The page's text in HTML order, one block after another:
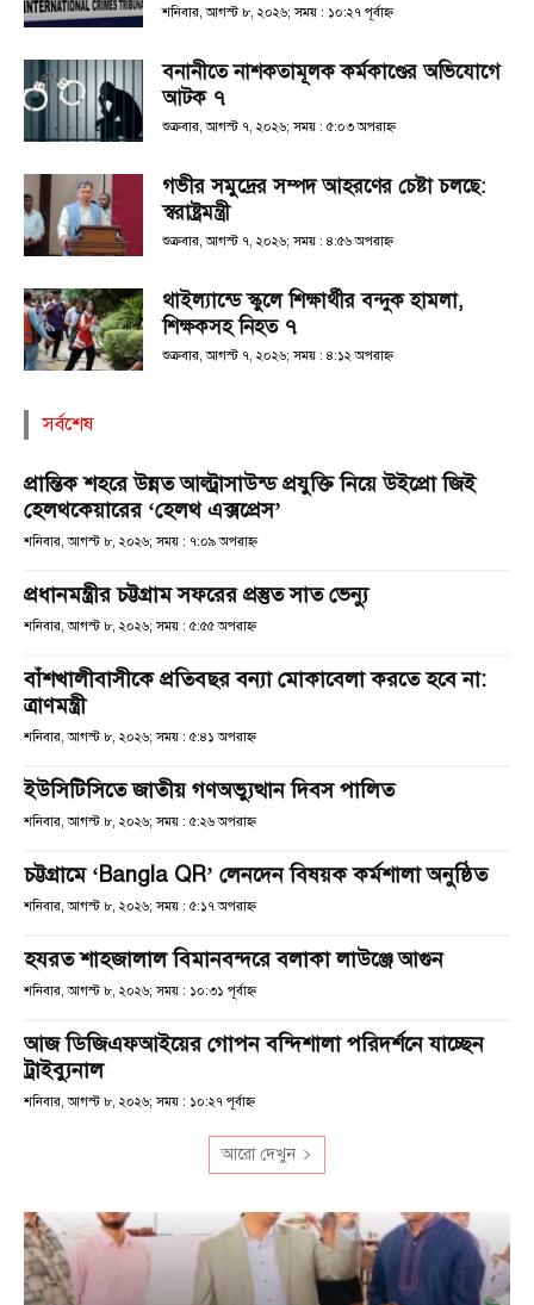
শনিবার, আগস্ট ৮, ২০২৬; সময় : ১০:২৭ পূর্বাহ্ণ
বনানীতে নাশকতামূলক কর্মকাণ্ডের অভিযোগে
আটক ৭
শুক্রবার, আগস্ট ৭, ২০২৬; সময় : ৫:০৩ অপরাহ্ণ
গভীর সমুদ্রের সম্পদ আহরণের চেষ্টা চলছে:
স্বরাষ্ট্রমন্ত্রী
শুক্রবার, আগস্ট ৭, ২০২৬; সময় : ৪:৫৬ অপরাহ্ণ
থাইল্যান্ডে স্কুলে শিক্ষার্থীর বন্দুক হামলা,
শিক্ষকসহ নিহত ৭
শুক্রবার, আগস্ট ৭, ২০২৬; সময় : ৪:১২ অপরাহ্ণ
সর্বশেষ
প্রান্তিক শহরে উন্নত আল্ট্রাসাউন্ড প্রযুক্তি নিয়ে উইপ্রো জিই
হেলথকেয়ারের ‘হেলথ এক্সপ্রেস’
শনিবার, আগস্ট ৮, ২০২৬; সময় : ৭:০৯ অপরাহ্ণ
প্রধানমন্ত্রীর চট্টগ্রাম সফরের প্রস্তুত সাত ভেন্যু
শনিবার, আগস্ট ৮, ২০২৬; সময় : ৫:৫৫ অপরাহ্ণ
বাঁশখালীবাসীকে প্রতিবছর বন্যা মোকাবেলা করতে হবে না:
ত্রাণমন্ত্রী
শনিবার, আগস্ট ৮, ২০২৬; সময় : ৫:৪১ অপরাহ্ণ
ইউসিটিসিতে জাতীয় গণঅভ্যুত্থান দিবস পালিত
শনিবার, আগস্ট ৮, ২০২৬; সময় : ৫:২৬ অপরাহ্ণ
চট্টগ্রামে ‘Bangla QR’ লেনদেন বিষয়ক কর্মশালা অনুষ্ঠিত
শনিবার, আগস্ট ৮, ২০২৬; সময় : ৫:১৭ অপরাহ্ণ
হযরত শাহজালাল বিমানবন্দরে বলাকা লাউঞ্জে আগুন
শনিবার, আগস্ট ৮, ২০২৬; সময় : ১০:৩১ পূর্বাহ্ণ
আজ ডিজিএফআইয়ের গোপন বন্দিশালা পরিদর্শনে যাচ্ছেন
ট্রাইব্যুনাল
শনিবার, আগস্ট ৮, ২০২৬; সময় : ১০:২৭ পূর্বাহ্ণ
আরো দেখুন